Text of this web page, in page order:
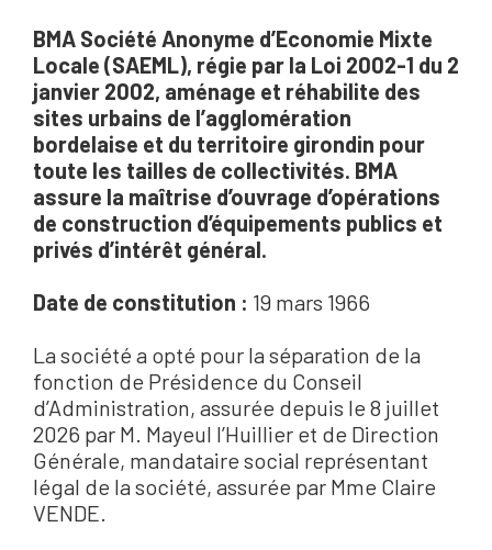
BMA Société Anonyme d’Economie Mixte
Locale (SAEML), régie par la Loi 2002-1 du 2
janvier 2002, aménage et réhabilite des
sites urbains de l’agglomération
bordelaise et du territoire girondin pour
toute les tailles de collectivités. BMA
assure la maîtrise d’ouvrage d’opérations
de construction d’équipements publics et
privés d’intérêt général.
Date de constitution : 19 mars 1966
La société a opté pour la séparation de la
fonction de Présidence du Conseil
d’Administration, assurée depuis le 8 juillet
2026 par M. Mayeul l’Huillier et de Direction
Générale, mandataire social représentant
légal de la société, assurée par Mme Claire
VENDE.